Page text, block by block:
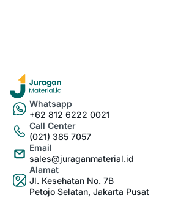
Whatsapp
+62 812 6222 0021
Call Center
(021) 385 7057
Email
sales@juraganmaterial.id
Alamat
Jl. Kesehatan No. 7B
Petojo Selatan, Jakarta Pusat